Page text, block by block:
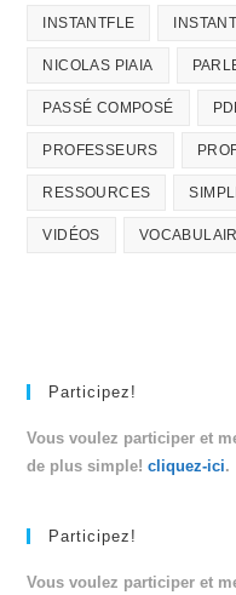
INSTANTFLE
NICOLAS PIAIA
PASSÉ COMPOSÉ
PROFESSEURS
RESSOURCES
VIDÉOS
Participez!
Vous voulez participer et
de plus simple!cliquez-ici.
Participez!
Vous voulez participer et